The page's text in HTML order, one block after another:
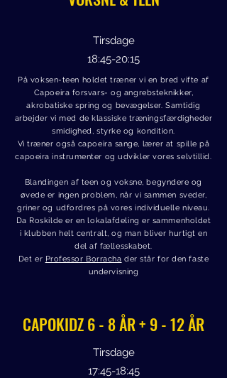
Tirsdage
18:45-20:15
På voksen-teen holdettræner vi en bred vifte af
Capoeira forsvars- og angrebsteknikker,
akrobatiske spring og bevægelser. Samtidig
arbejder vi med de klassiske træningsfærdigheder
smidighed, styrke og kondition.
Vi træner også capoeira sange, lærer at spille på
capoeira instrumenter ogudvikler vores selvtillid.
Blandingen af teen og voksne, begyndere og
øvede er ingen problem, når vi sammen sveder,
griner og udfordres på vores individuelle niveau.
Da Roskilde er en lokalafdeling er sammenholdet
i klubben helt centralt, og man bliver hurtigt en
del af fællesskabet.
Det er Professor Borracha der står for den faste
undervisning
CAPOKIDZ 6 - 8 ÅR + 9- 12 ÅR
Tirsdage
17:45-18:45